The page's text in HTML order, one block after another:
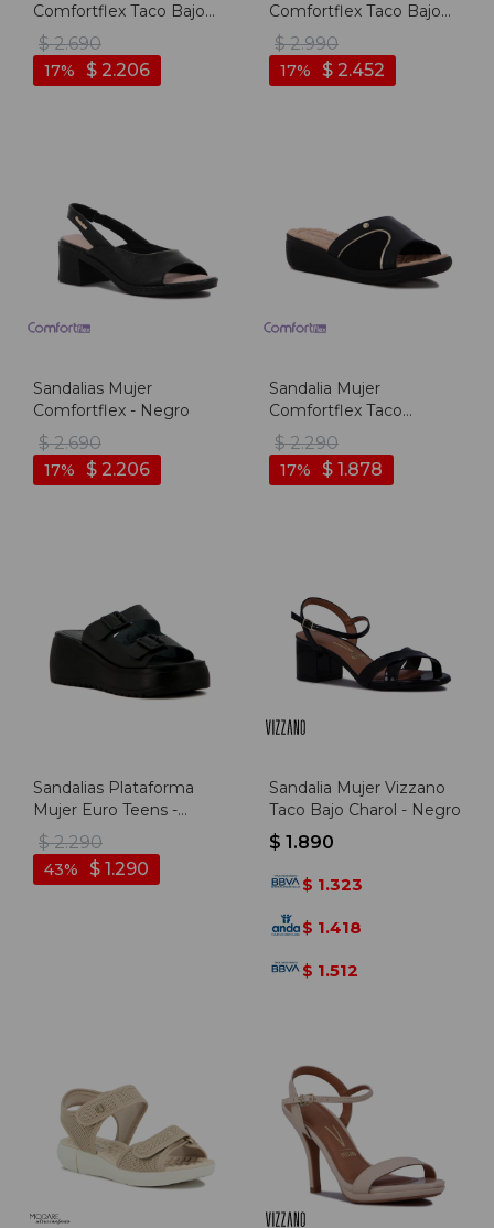
Comfortflex Taco Bajo
Cuadrado - Negro
$ 2.690
$ 2.206
17
Comfortflex Taco Bajo
Cuadrado - Moca
$ 2.990
$ 2.452
17
Sandalias Mujer
Comfortflex - Negro
$ 2.690
$ 2.206
17
Sandalia Mujer
Comfortflex Taco
Corrido - Negro
$ 2.290
$ 1.878
17
Sandalias Plataforma
Mujer Euro Teens -
Negro
$ 2.290
$ 1.290
43
Sandalia Mujer Vizzano
Taco Bajo Charol - Negro
$ 1.890
$ 1.323
$ 1.418
$ 1.512